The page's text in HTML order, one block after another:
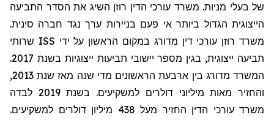
של בעלי מניות. משרד עורכי הדין רוזן השיג את הסדר התביעה
הייצוגית הגדול ביותר אי פעם בניירות ערך נגד חברה סינית.
משרד רוזן עורכי דין מדורג במקום הראשון על ידי ISS שרותי
תביעה ייצוגית, בגין מספר יישובי תביעות ייצוגיות בשנת 2017.
המשרד מדורג בין ארבעת הראשונים מדי שנה מאז שנת 2013,
והחזיר מאות מיליוני דולרים למשקיעים. בשנת 2019 לבדה
משרד עורכי הדין החזיר מעל 438 מיליון דולרים למשקיעים.